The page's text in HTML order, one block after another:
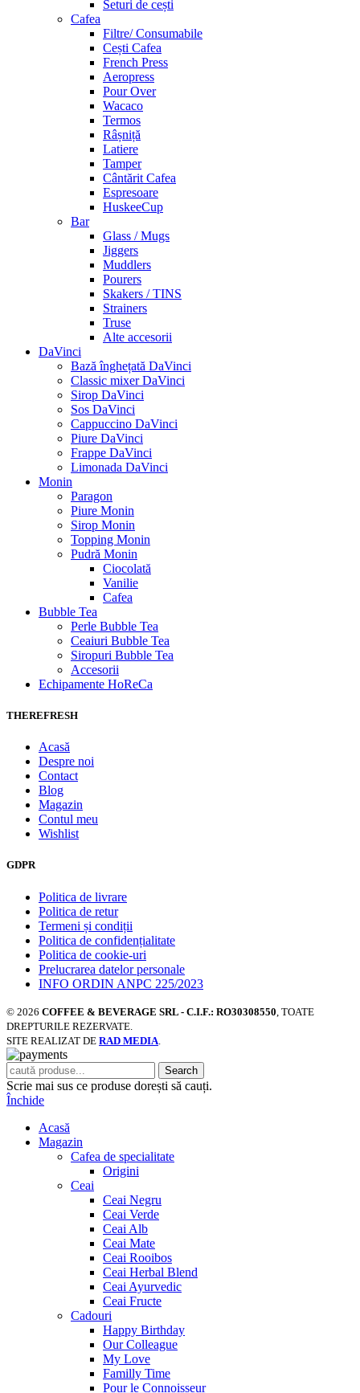
Seturi de cești
Cafea
Filtre/ Consumabile
Cești Cafea
French Press
Aeropress
Pour Over
Wacaco
Termos
Râșniță
Latiere
Tamper
Cântărit Cafea
Espresoare
HuskeeCup
Bar
Glass / Mugs
Jiggers
Muddlers
Pourers
Skakers / TINS
Strainers
Truse
Alte accesorii
DaVinci
Bază înghețată DaVinci
Classic mixer DaVinci
Sirop DaVinci
Sos DaVinci
Cappuccino DaVinci
Piure DaVinci
Frappe DaVinci
Limonada DaVinci
Monin
Paragon
Piure Monin
Sirop Monin
Topping Monin
Pudră Monin
Ciocolată
Vanilie
Cafea
Bubble Tea
Perle Bubble Tea
Ceaiuri Bubble Tea
Siropuri Bubble Tea
Accesorii
Echipamente HoReCa
THEREFRESH
Acasă
Despre noi
Contact
Blog
Magazin
Contul meu
Wishlist
GDPR
Politica de livrare
Politica de retur
Termeni și condiții
Politica de confidențialitate
Politica de cookie-uri
Prelucrarea datelor personale
INFO ORDIN ANPC 225/2023
© 2026 COFFEE & BEVERAGE SRL - C.I.F.: RO30308550 , TOATE
DREPTURILE REZERVATE.
SITE REALIZAT DE RAD MEDIA
Search
Scrie mai sus ce produse dorești să cauți.
Închide
Acasă
Magazin
Cafea de specialitate
Origini
Ceai
Ceai Negru
Ceai Verde
Ceai Alb
Ceai Mate
Ceai Rooibos
Ceai Herbal Blend
Ceai Ayurvedic
Ceai Fructe
Cadouri
Happy Birthday
Our Colleague
My Love
Familly Time
Pour le Connoisseur